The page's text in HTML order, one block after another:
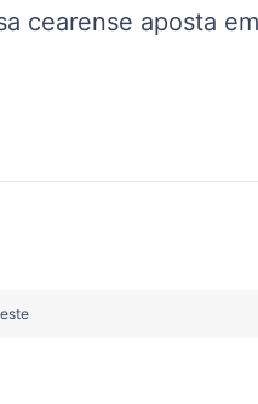
cearense aposta